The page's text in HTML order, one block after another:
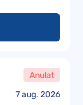
7 aug. 2026
Anulat